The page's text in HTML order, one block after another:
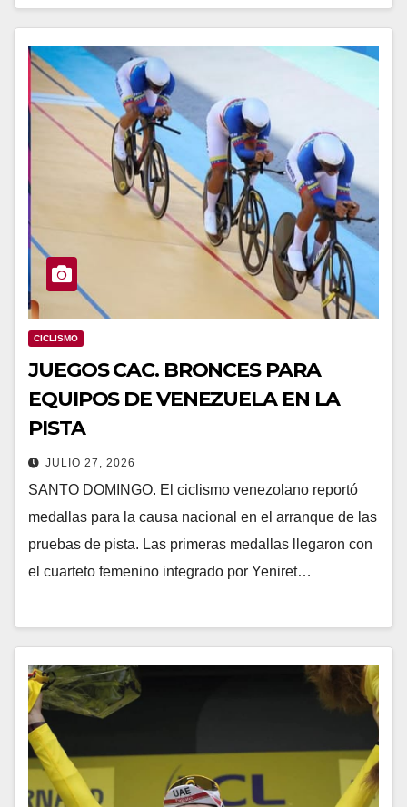
CICLISMO
JUEGOS CAC. BRONCES PARA
EQUIPOS DE VENEZUELA EN LA
PISTA
JULIO 27, 2026
SANTO DOMINGO. El ciclismo venezolano reportó
medallas para la causa nacional en el arranque de las
pruebas de pista. Las primeras medallas llegaron con
el cuarteto femenino integrado por Yeniret…